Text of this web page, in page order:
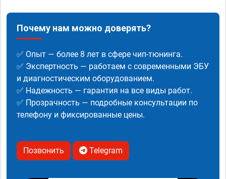
Почему нам можно доверять?
✅ Опыт — более 8 лет в сфере чип-тюнинга.
✅ Экспертность — работаем с современными ЭБУ
и диагностическим оборудованием.
✅ Надежность — гарантия на все виды работ.
✅ Прозрачность — подробные консультации по
телефону и фиксированные цены.
Позвонить Telegram